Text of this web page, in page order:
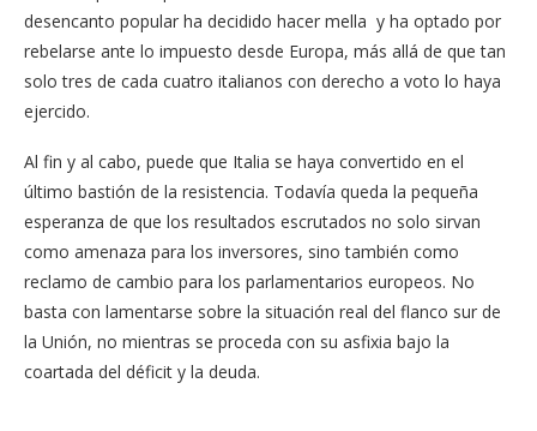
desencanto popular ha decidido hacer mella y ha optado por
rebelarse ante lo impuesto desde Europa, más allá de que tan
solo tres de cada cuatro italianos con derecho a voto lo haya
ejercido.
Al fin y al cabo, puede que Italia se haya convertido en el
último bastión de la resistencia. Todavía queda la pequeña
esperanza de que los resultados escrutados no solo sirvan
como amenaza para los inversores, sino también como
reclamo de cambio para los parlamentarios europeos. No
basta con lamentarse sobre la situación real del flanco sur de
la Unión, no mientras se proceda con su asfixia bajo la
coartada del déficit y la deuda.